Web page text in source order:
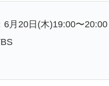
6月20日(木)19:00〜20:00